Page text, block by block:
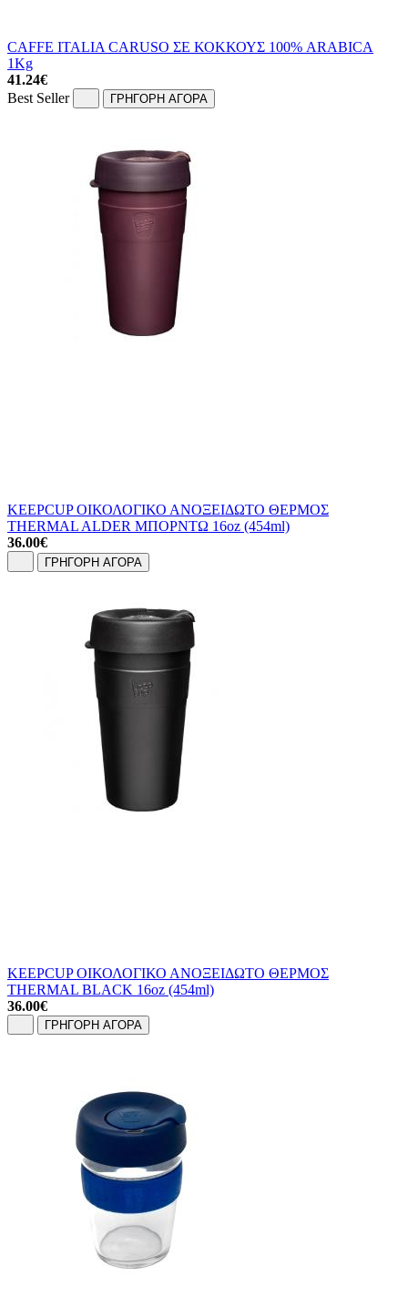
CAFFE ITALIA CARUSO ΣΕ ΚΟΚΚΟΥΣ 100% ARABICA
1Kg
41.24€
Best Seller
ΓΡΗΓΟΡΗ ΑΓΟΡΑ
KEEPCUP ΟΙΚΟΛΟΓΙΚΟ ΑΝΟΞΕΙΔΩΤΟ ΘΕΡΜΟΣ
THERMAL ALDER ΜΠΟΡΝΤΩ 16oz (454ml)
36.00€
ΓΡΗΓΟΡΗ ΑΓΟΡΑ
KEEPCUP ΟΙΚΟΛΟΓΙΚΟ ΑΝΟΞΕΙΔΩΤΟ ΘΕΡΜΟΣ
THERMAL BLACK 16oz (454ml)
36.00€
ΓΡΗΓΟΡΗ ΑΓΟΡΑ